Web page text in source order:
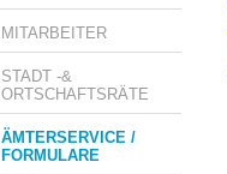
MITARBEITER
STADT -&
ORTSCHAFTSRÄTE
ÄMTERSERVICE /
FORMULARE